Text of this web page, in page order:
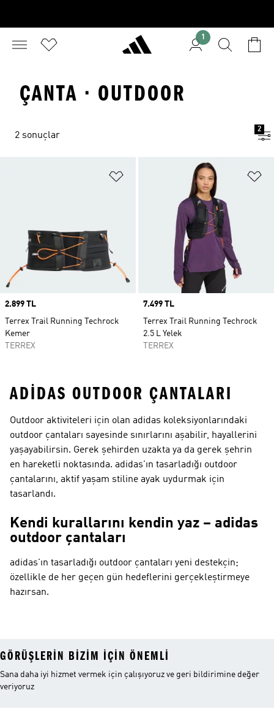
1
ÇANTA · OUTDOOR
2 sonuçlar
2
Favori Listesine Ekle
Price
2.899 TL
Terrex Trail Running Techrock
Kemer
TERREX
Price
7.499 TL
Terrex Trail Running Techrock
2.5 L Yelek
TERREX
ADIDAS OUTDOOR ÇANTALARI
Outdoor aktiviteleri için olan adidas koleksiyonlarındaki
outdoor çantaları sayesinde sınırlarını aşabilir, hayallerini
yaşayabilirsin. Gerek şehirden uzakta ya da gerek şehrin
en hareketli noktasında. adidas'ın tasarladığı outdoor
çantalarını, aktif yaşam stiline ayak uydurmak için
tasarlandı.
Kendi kurallarını kendin yaz – adidas
outdoor çantaları
adidas'ın tasarladığı outdoor çantaları yeni destekçin;
özellikle de her geçen gün hedeflerini gerçekleştirmeye
hazırsan.
GÖRÜŞLERIN BIZIM IÇIN ÖNEMLI
Sana daha iyi hizmet vermek için çalışıyoruz ve geri bildirimine değer
veriyoruz